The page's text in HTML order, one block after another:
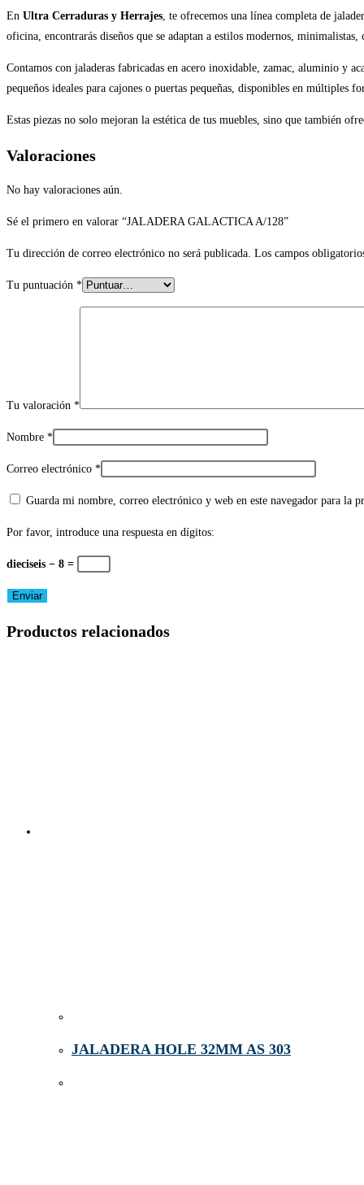
En Ultra Cerraduras y Herrajes, te ofrecemos una línea completa de
oficina, encontrarás diseños que se adaptan a estilos modernos, minimalistas,
Contamos con jaladeras fabricadas en acero inoxidable, zamac, aluminio y
pequeños ideales para cajones o puertas pequeñas, disponibles en múltiples
Estas piezas no solo mejoran la estética de tus muebles, sino que también
Valoraciones
No hay valoraciones aún.
Sé el primero en valorar “JALADERA GALACTICA A/128”
Tu dirección de correo electrónico no será publicada. Los campos
Tu puntuación *
Tu valoración *
Nombre *
Correo electrónico *
Guarda mi nombre, correo electrónico y web en este navegador para la
Por favor, introduce una respuesta en dígitos:
dieciseis − 8 =
Productos relacionados
JALADERA HOLE 32MM AS 303